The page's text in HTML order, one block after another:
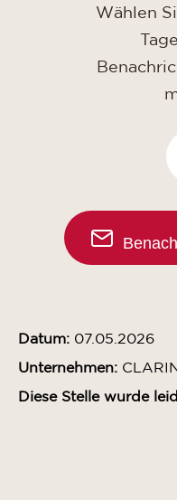
Wählen
Datum: 07.05.2026
Unternehmen:
Diese Stelle wurde